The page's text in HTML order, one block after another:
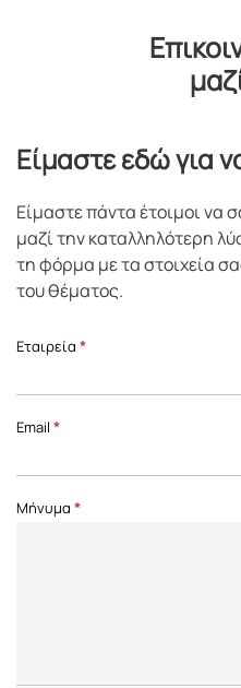
Είμαστε εδώ για
Είμαστε πάντα έτοιμοι να
μαζί την καταλληλότερη
τη φόρμα με τα στοιχεία
του θέματος.
Επικοινωνία
Page
Εταιρεία *
Email *
Μήνυμα *